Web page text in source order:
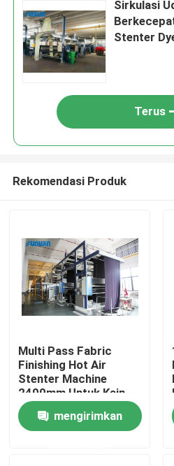
Rumah
Tentang kita
Sirkulasi
Stenter
Terus
Rekomendasi Produk
Multi Pass Fabric
Finishing Hot Air
Stenter Machine
2400mm Untuk Kain
Sprei
mengirimkan